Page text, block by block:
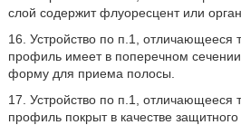
слой содержит флуоресцент или
16. Устройство по п.1, отличающееся
профиль имеет в поперечном
форму для приема полосы.
17. Устройство по п.1, отличающееся
профиль покрыт в качестве